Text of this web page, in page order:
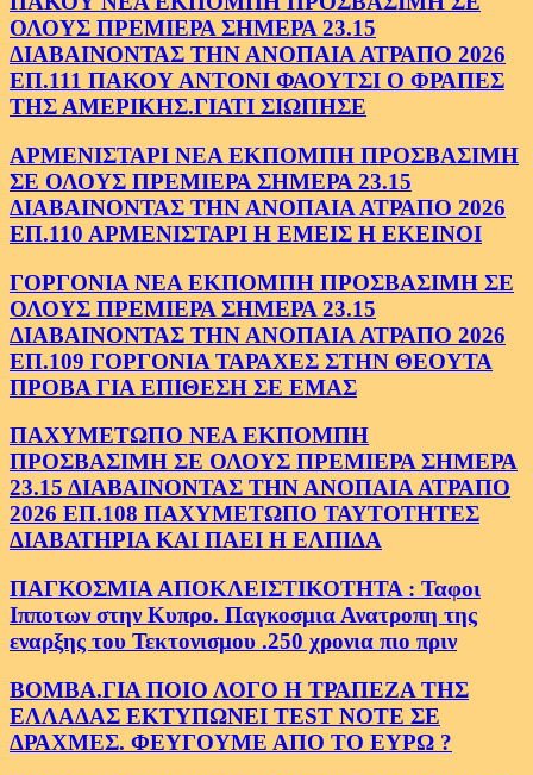
ΟΛΟΥΣ ΠΡΕΜΙΕΡΑ ΣΗΜΕΡΑ 23.15
ΔΙΑΒΑΙΝΟΝΤΑΣ ΤΗΝ ΑΝΟΠΑΙΑ ΑΤΡΑΠΟ 2026
ΕΠ.111 ΠΑΚΟΥ ΑΝΤΟΝΙ ΦΑΟΥΤΣΙ Ο ΦΡΑΠΕΣ
ΤΗΣ ΑΜΕΡΙΚΗΣ.ΓΙΑΤΙ ΣΙΩΠΗΣΕ
ΑΡΜΕΝΙΣΤΑΡΙ ΝΕΑ ΕΚΠΟΜΠΗ ΠΡΟΣΒΑΣΙΜΗ
ΣΕ ΟΛΟΥΣ ΠΡΕΜΙΕΡΑ ΣΗΜΕΡΑ 23.15
ΔΙΑΒΑΙΝΟΝΤΑΣ ΤΗΝ ΑΝΟΠΑΙΑ ΑΤΡΑΠΟ 2026
ΕΠ.110 ΑΡΜΕΝΙΣΤΑΡΙ Η ΕΜΕΙΣ Η ΕΚΕΙΝΟΙ
ΓΟΡΓΟΝΙΑ ΝΕΑ ΕΚΠΟΜΠΗ ΠΡΟΣΒΑΣΙΜΗ ΣΕ
ΟΛΟΥΣ ΠΡΕΜΙΕΡΑ ΣΗΜΕΡΑ 23.15
ΔΙΑΒΑΙΝΟΝΤΑΣ ΤΗΝ ΑΝΟΠΑΙΑ ΑΤΡΑΠΟ 2026
ΕΠ.109 ΓΟΡΓΟΝΙΑ ΤΑΡΑΧΕΣ ΣΤΗΝ ΘΕΟΥΤΑ
ΠΡΟΒΑ ΓΙΑ ΕΠΙΘΕΣΗ ΣΕ ΕΜΑΣ
ΠΑΧΥΜΕΤΩΠΟ ΝΕΑ ΕΚΠΟΜΠΗ
ΠΡΟΣΒΑΣΙΜΗ ΣΕ ΟΛΟΥΣ ΠΡΕΜΙΕΡΑ ΣΗΜΕΡΑ
23.15 ΔΙΑΒΑΙΝΟΝΤΑΣ ΤΗΝ ΑΝΟΠΑΙΑ ΑΤΡΑΠΟ
2026 ΕΠ.108 ΠΑΧΥΜΕΤΩΠΟ ΤΑΥΤΟΤΗΤΕΣ
ΔΙΑΒΑΤΗΡΙΑ ΚΑΙ ΠΑΕΙ Η ΕΛΠΙΔΑ
ΠΑΓΚΟΣΜΙΑ ΑΠΟΚΛΕΙΣΤΙΚΟΤΗΤΑ : Ταφοι
Ιπποτων στην Κυπρο. Παγκοσμια Ανατροπη της
εναρξης του Τεκτονισμου .250 χρονια πιο πριν
ΒΟΜΒΑ.ΓΙΑ ΠΟΙΟ ΛΟΓΟ Η ΤΡΑΠΕΖΑ ΤΗΣ
ΕΛΛΑΔΑΣ ΕΚΤΥΠΩΝΕΙ TEST NOTE ΣΕ
ΔΡΑΧΜΕΣ. ΦΕΥΓΟΥΜΕ ΑΠΟ ΤΟ ΕΥΡΩ ?